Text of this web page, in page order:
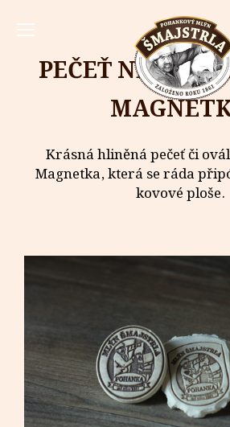
PEČEŤ NEBO
Krásná hliněná pečeť či
Magnetka, která se ráda
kovové ploše.